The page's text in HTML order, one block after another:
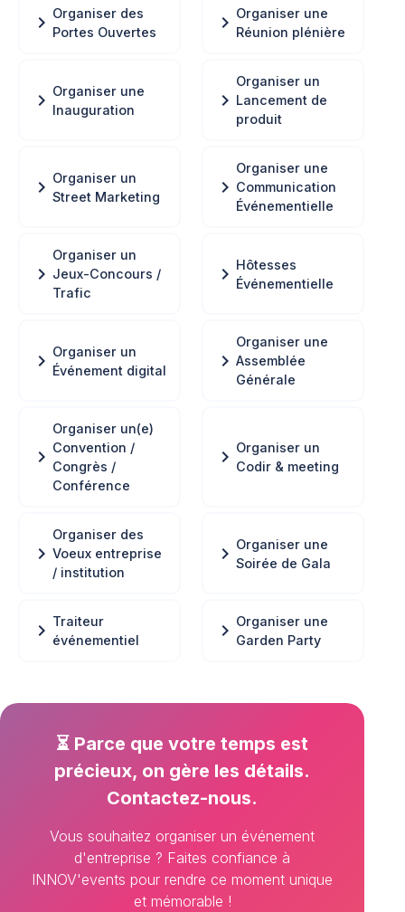
chevron_right Organiser des
Portes Ouvertes
chevron_right Organiser une
Réunion plénière
chevron_right Organiser une
Inauguration
chevron_right
Organiser un
Lancement de
produit
chevron_right Organiser un
Street Marketing
chevron_right
Organiser une
Communication
Événementielle
chevron_right
Organiser un
Jeux-Concours /
Trafic
chevron_right Hôtesses
Événementielle
chevron_right Organiser un
Événement digital
chevron_right
Organiser une
Assemblée
Générale
chevron_right
Organiser un(e)
Convention /
Congrès /
Conférence
chevron_right Organiser un
Codir & meeting
chevron_right
Organiser des
Voeux entreprise
/ institution
chevron_right Organiser une
Soirée de Gala
chevron_right Traiteur
événementiel
chevron_right Organiser une
Garden Party
⏳ Parce que votre temps est
précieux, on gère les détails.
Contactez-nous.
Vous souhaitez organiser un événement
d'entreprise ? Faites confiance à
INNOV'events pour rendre ce moment unique
et mémorable !